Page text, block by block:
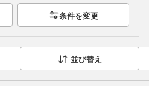
条件を変更
並び替え